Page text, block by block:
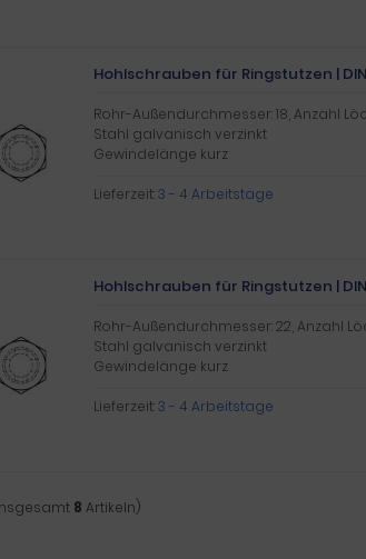
Hohlschrauben für Ringstutzen | DIN
Rohr-Außendurchmesser: 18, Anzahl
Stahl galvanisch verzinkt
Gewindelänge kurz
Lieferzeit:3 - 4 Arbeitstage
Hohlschrauben für Ringstutzen | DIN
Rohr-Außendurchmesser: 22, Anzahl
Stahl galvanisch verzinkt
Gewindelänge kurz
Lieferzeit:3 - 4 Arbeitstage
8 Artikeln)